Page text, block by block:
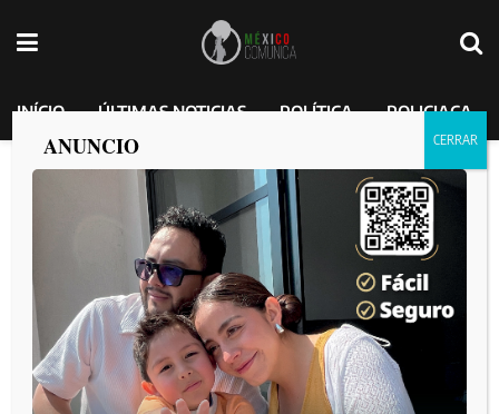
INÍCIO ÚLTIMAS NOTICIAS POLÍTICA POLICIACA
Diputada Araceli Geraldo propone crear
un modelo de atención integral contra el
acoso escolar
MEXICO COMUNICA 2025-02-26
ANUNCIO